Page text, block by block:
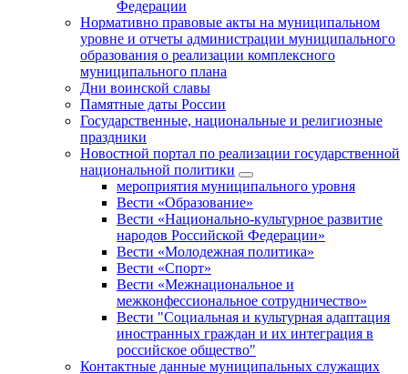
Федерации
Нормативно правовые акты на муниципальном
уровне и отчеты администрации муниципального
образования о реализации комплексного
муниципального плана
Дни воинской славы
Памятные даты России
Государственные, национальные и религиозные
праздники
Новостной портал по реализации государственной
национальной политики
мероприятия муниципального уровня
Вести «Образование»
Вести «Национально-культурное развитие
народов Российской Федерации»
Вести «Молодежная политика»
Вести «Спорт»
Вести «Межнациональное и
межконфессиональное сотрудничество»
Вести "Социальная и культурная адаптация
иностранных граждан и их интеграция в
российское общество"
Контактные данные муниципальных служащих